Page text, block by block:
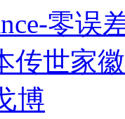
零误
传世家徽
博